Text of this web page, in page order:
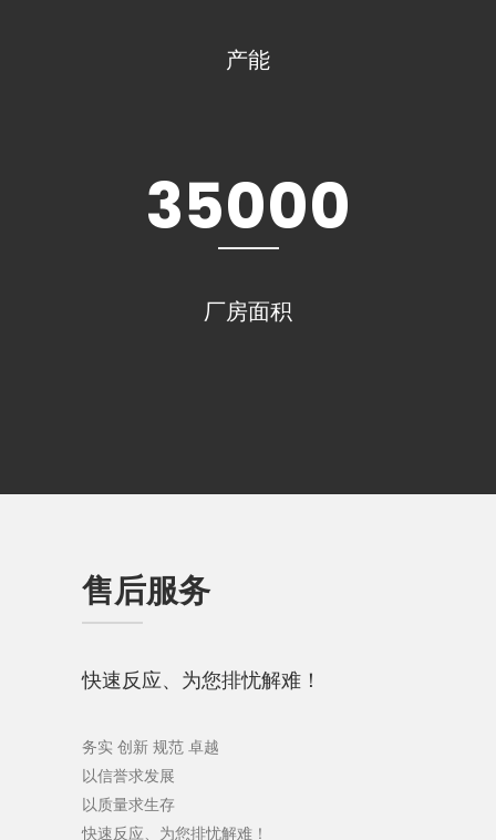
产能
35000
厂房面积
售后服务
快速反应、为您排忧解难！
务实 创新 规范 卓越
以信誉求发展
以质量求生存
快速反应、为您排忧解难！